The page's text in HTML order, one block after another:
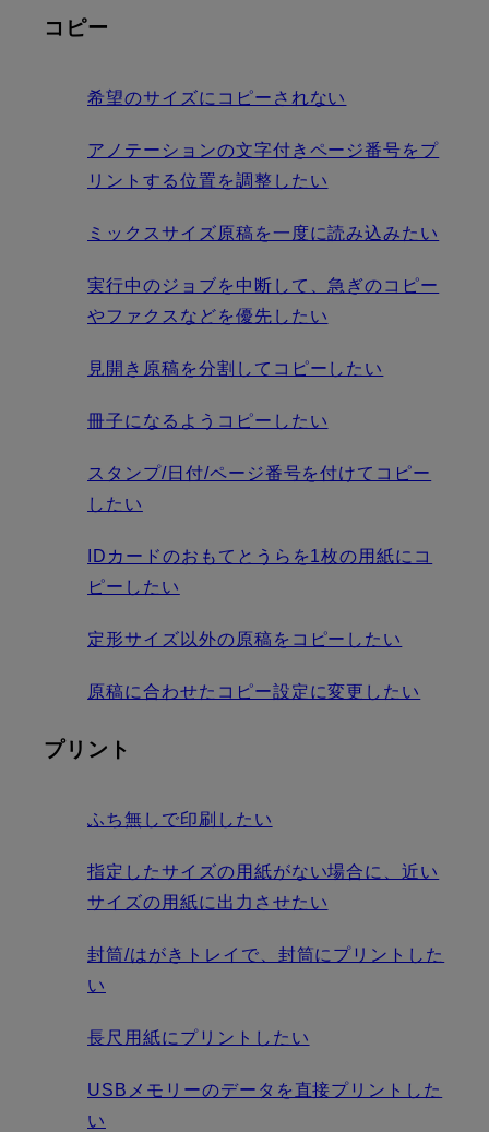
コピー
希望のサイズにコピーされない
アノテーションの文字付きページ番号をプ
リントする位置を調整したい
ミックスサイズ原稿を一度に読み込みたい
実行中のジョブを中断して、急ぎのコピー
やファクスなどを優先したい
見開き原稿を分割してコピーしたい
冊子になるようコピーしたい
スタンプ/日付/ページ番号を付けてコピー
したい
IDカードのおもてとうらを1枚の用紙にコ
ピーしたい
定形サイズ以外の原稿をコピーしたい
原稿に合わせたコピー設定に変更したい
プリント
ふち無しで印刷したい
指定したサイズの用紙がない場合に、近い
サイズの用紙に出力させたい
封筒/はがきトレイで、封筒にプリントした
い
長尺用紙にプリントしたい
USBメモリーのデータを直接プリントした
い